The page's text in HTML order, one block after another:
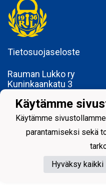
Tietosuojaseloste
Rauman Lukko ry
Kuninkaankatu 3
Powered by
Käytämme
Käytämme
parantamiseksi sekä
Hyväksy kaikki